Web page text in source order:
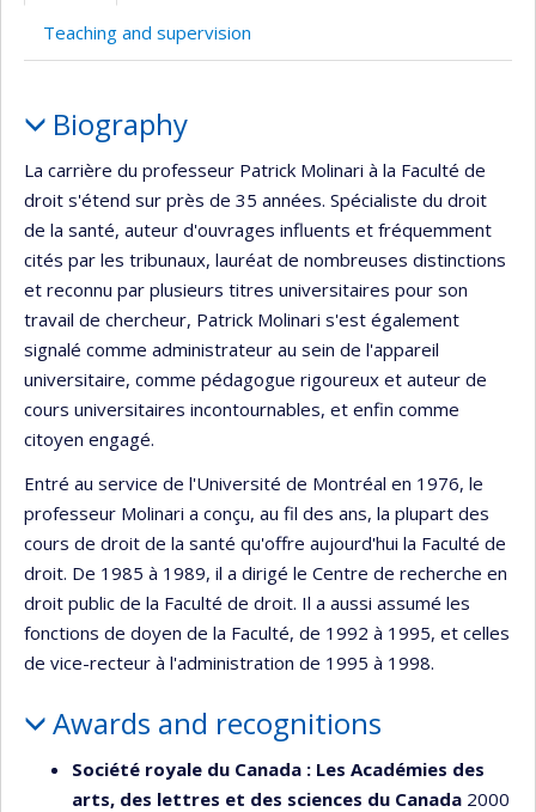
Teaching and supervision
Biography
La carrière du professeur Patrick Molinari à la Faculté de
droit s'étend sur près de 35 années. Spécialiste du droit
de la santé, auteur d'ouvrages influents et fréquemment
cités par les tribunaux, lauréat de nombreuses distinctions
et reconnu par plusieurs titres universitaires pour son
travail de chercheur, Patrick Molinari s'est également
signalé comme administrateur au sein de l'appareil
universitaire, comme pédagogue rigoureux et auteur de
cours universitaires incontournables, et enfin comme
citoyen engagé.
Entré au service de l'Université de Montréal en 1976, le
professeur Molinari a conçu, au fil des ans, la plupart des
cours de droit de la santé qu'offre aujourd'hui la Faculté de
droit. De 1985 à 1989, il a dirigé le Centre de recherche en
droit public de la Faculté de droit. Il a aussi assumé les
fonctions de doyen de la Faculté, de 1992 à 1995, et celles
de vice-recteur à l'administration de 1995 à 1998.
Awards and recognitions
Société royale du Canada : Les Académies des
arts, des lettres et des sciences du Canada 2000